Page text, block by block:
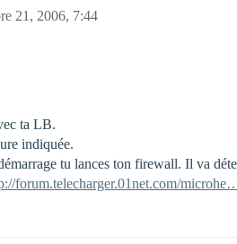
21, 2006, 7:44
ta LB.
indiquée.
tu lances ton firewall. Il va
forum.telecharger.01net.com/